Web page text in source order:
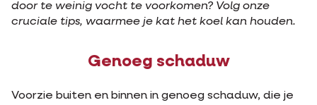
door te weinig vocht te voorkomen? Volg onze
cruciale tips, waarmee je kat het koel kan houden.
Genoeg schaduw
Voorzie buiten en binnen in genoeg schaduw, die je